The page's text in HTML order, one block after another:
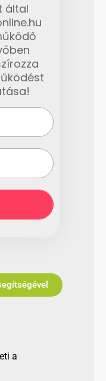
által
a PAYPAL segítségével
a